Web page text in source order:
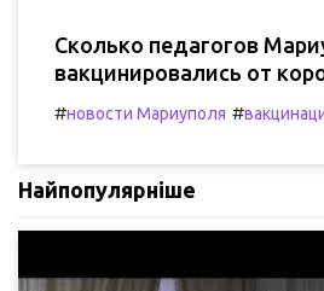
Сколько педагогов
вакцинировались от
#новости Мариуполя #
Найпопулярніше